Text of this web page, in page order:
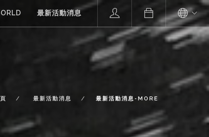
最新活動消息
最新活動消息 最新活動消息-MORE